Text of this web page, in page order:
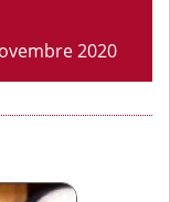
2020